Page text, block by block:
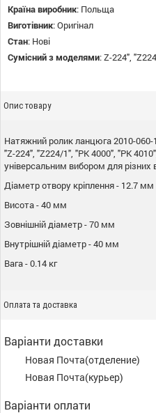
Країна виробник: Польща
Виготівник:Оригінал
Стан: Нові
Сумісний з моделями:Z-224",
Опис товару
Натяжний ролик ланцюга 2010-
"Z-224", "Z224/1", "PK 4000", "PK
універсальним вибором для різних
Діаметр отвору кріплення - 12.7 мм
Висота - 40 мм
Зовнішній діаметр - 70 мм
Внутрішній діаметр - 40 мм
Вага - 0.14 кг
Оплата та доставка
Варіанти доставки
Новая Почта(отделение)
Новая Почта(курьер)
Варіанти оплати